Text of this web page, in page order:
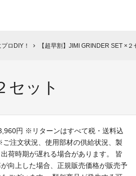
ロDIY！ chevron_right 【超早割】JIMI GRINDER SET ×２
セット
円 ※リターンはすべて税・送料込
注文状況、使用部材の供給状況、製
荷時期が遅れる場合があります。 皆
向上した場合、正規販売価格が販売予